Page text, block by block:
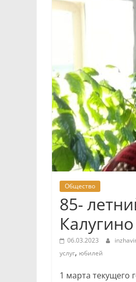
Общество
85-
06.03.2023
услуг, юбилей
1 марта текущего